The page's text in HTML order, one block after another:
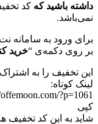
داشته باشید که کد
نمی‌باشد.
بر روی دکمه‌ی “خرید
این تخفیف را به اشتراک
لینک کوتاه:
?p=1061
کپی
شاید به این کد تخفیف